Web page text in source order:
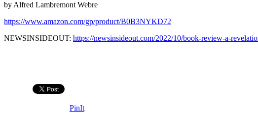
by Alfred Lambremont Webre
https://www.amazon.com/gp/product/B0B3NYKD72
NEWSINSIDEOUT: https://newsinsideout.com/2022/10/book-review-a-
PinIt